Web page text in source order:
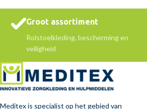
Groot assortiment
Rolstoelkleding, bescherming en
veiligheid
Meditex is specialist op het gebied van